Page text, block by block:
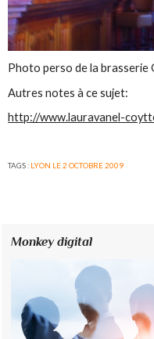
Photo perso de la brasserie
Autres notes à ce sujet:
http://www.lauravanel-
TAGS : LYON LE 2 OCTOBRE 2009
Monkey digital